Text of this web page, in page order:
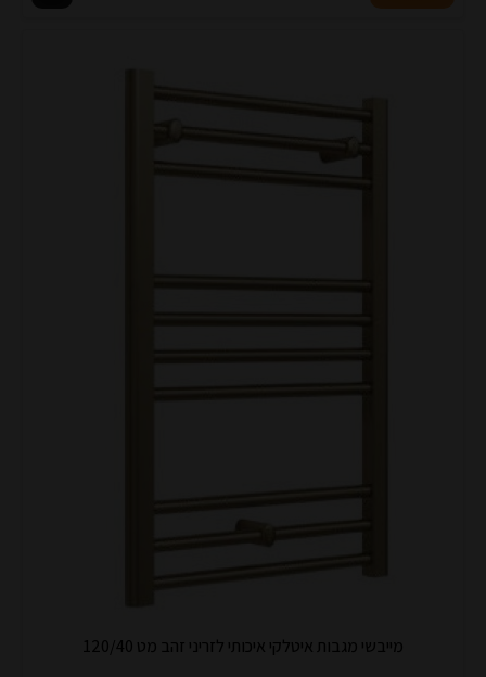
מייבשי מגבות איטלקי איכותי לזריני זהב מט 120/40